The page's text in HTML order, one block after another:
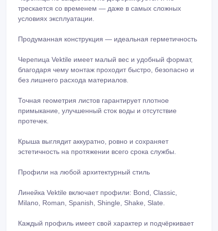
Точная геометрия листов гарантирует плотное
протечек.
Крыша выглядит аккуратно, ровно и сохраняет
эстетичность на протяжении всего срока службы.
Линейка Vektile включает профили: Bond, Classic,
Milano, Roman, Spanish, Shingle, Shake, Slate.
Каждый профиль имеет свой характер и подчёркивает
стиль вашего дома — от классики до современного
Classic — традиционная форма, идеально подходящая
для коттеджей в классическом стиле.
Roman — архитектурная глубина и премиальный